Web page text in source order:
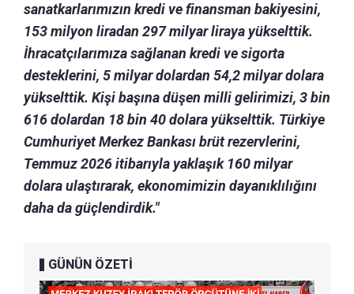
sanatkarlarımızın kredi ve finansman bakiyesini,
153 milyon liradan 297 milyar liraya yükselttik.
İhracatçılarımıza sağlanan kredi ve sigorta
desteklerini, 5 milyar dolardan 54,2 milyar dolara
yükselttik. Kişi başına düşen milli gelirimizi, 3 bin
616 dolardan 18 bin 40 dolara yükselttik. Türkiye
Cumhuriyet Merkez Bankası brüt rezervlerini,
Temmuz 2026 itibarıyla yaklaşık 160 milyar
dolara ulaştırarak, ekonomimizin dayanıklılığını
daha da güçlendirdik."
GÜNÜN ÖZETİ